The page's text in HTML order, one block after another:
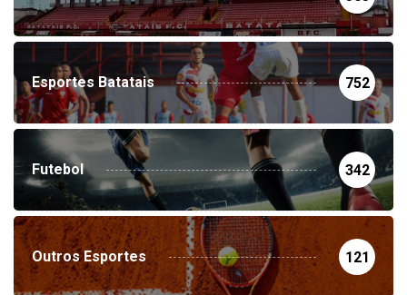
Esportes Batatais 752
Futebol 342
Outros Esportes 121